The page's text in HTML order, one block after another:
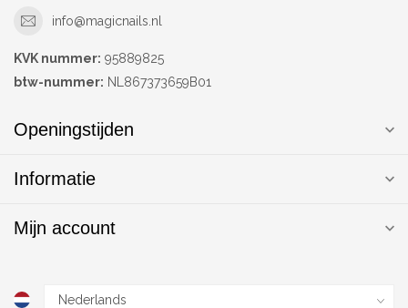
info@magicnails.nl
KVK nummer: 95889825
btw-nummer: NL867373659B01
Openingstijden
Informatie
Mijn account